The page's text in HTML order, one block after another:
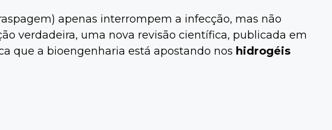
apenas interrompem a infecção, mas não
verdadeira, uma nova revisão científica, publicada em
que a bioengenharia está apostando nos hidrogéis